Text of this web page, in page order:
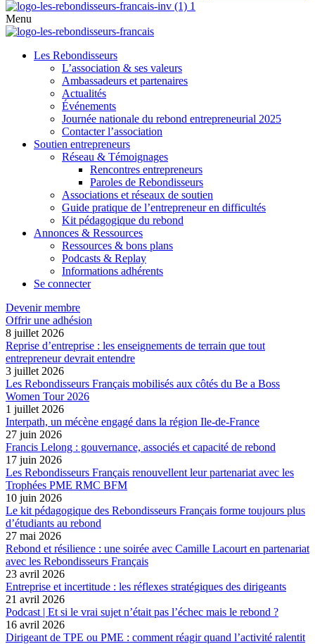
Menu
Les Rebondisseurs
L’association & ses valeurs
Ambassadeurs et partenaires
Actualités
Événements
Journée nationale du rebond entrepreneurial 2025
Contacter l’association
Soutien entrepreneurs
Réseau & Témoignages
Rencontres entrepreneurs
Paroles de Rebondisseurs
Associations et réseaux de soutien
Guide pratique de l’entrepreneur en difficultés
Kit pédagogique du rebond
Annonces & Ressources
Ressources & bons plans
Podcasts & Replay
Informations adhérents
Se connecter
Devenir membre
Offrir une adhésion
8 juillet 2026
Reprise d’entreprise : les enseignements de terrain que tout
entrepreneur devrait entendre
3 juillet 2026
Les Rebondisseurs Français mobilisés aux côtés du Be a Boss
Women Tour 2026
1 juillet 2026
Interpath, un mécène engagé dans la région Ile-de-France
27 juin 2026
Francis Lelong : gouvernance, associés et capacité de rebond
17 juin 2026
Les Rebondisseurs Français renouvellent leur partenariat avec les
Trophées PME RMC BFM
10 juin 2026
Le kit pédagogique des Rebondisseurs Français forme toujours plus
d’étudiants au rebond
27 mai 2026
Rebond et résilience : une soirée avec Camille Lacourt en partenariat
avec les Rebondisseurs Français
23 avril 2026
Entreprise et incertitude : les réflexes stratégiques des dirigeants
21 avril 2026
Podcast | Et si le vrai sujet n’était pas l’échec mais le rebond ?
16 avril 2026
Dirigeant de TPE ou PME : comment réagir quand l’activité ralentit